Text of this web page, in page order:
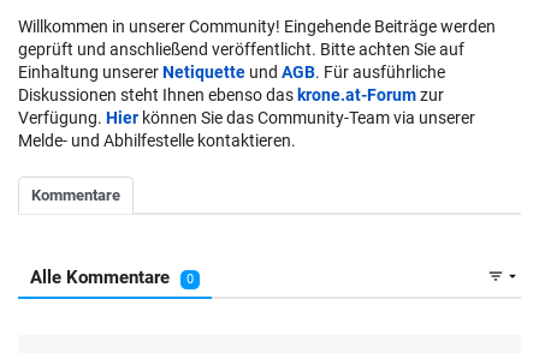
Willkommen in unserer Community! Eingehende Beiträge werden
geprüft und anschließend veröffentlicht. Bitte achten Sie auf
Einhaltung unsererNetiquette und AGB. Für ausführliche
Diskussionen steht Ihnen ebenso das krone.at-Forumzur
Verfügung. Hier können Sie das Community-Team via unserer
Melde- und Abhilfestelle kontaktieren.